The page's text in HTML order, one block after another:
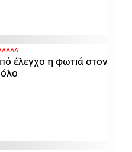
έλεγχο η φωτιά στον